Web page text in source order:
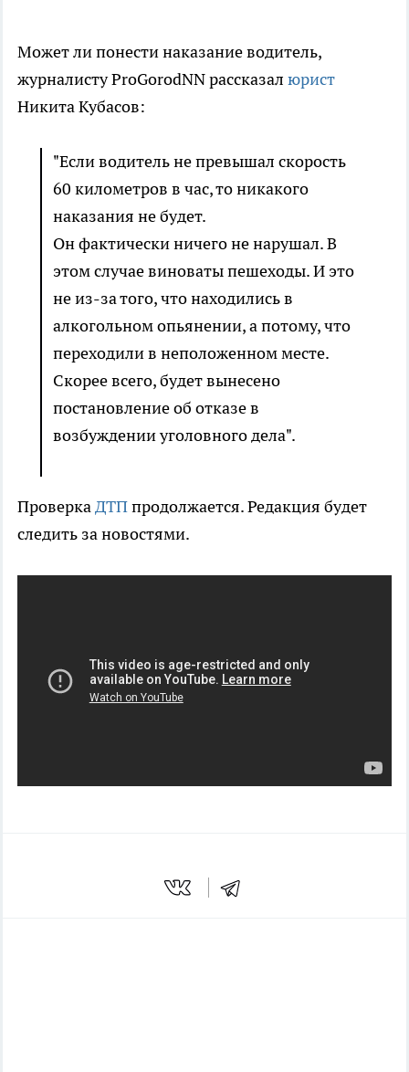
Может ли понести наказание водитель,
журналисту ProGorodNN рассказал юрист
Никита Кубасов:
"Если водитель не превышал скорость
60 километров в час, то никакого
наказания не будет.
Он фактически ничего не нарушал. В
этом случае виноваты пешеходы. И это
не из-за того, что находились в
алкогольном опьянении, а потому, что
переходили в неположенном месте.
Скорее всего, будет вынесено
постановление об отказе в
возбуждении уголовного дела".
ПроверкаДТПпродолжается. Редакция будет
следить за новостями.